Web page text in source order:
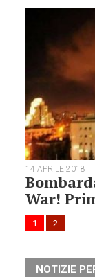
14 APRILE 2018
War!
1 2
NOTIZIE